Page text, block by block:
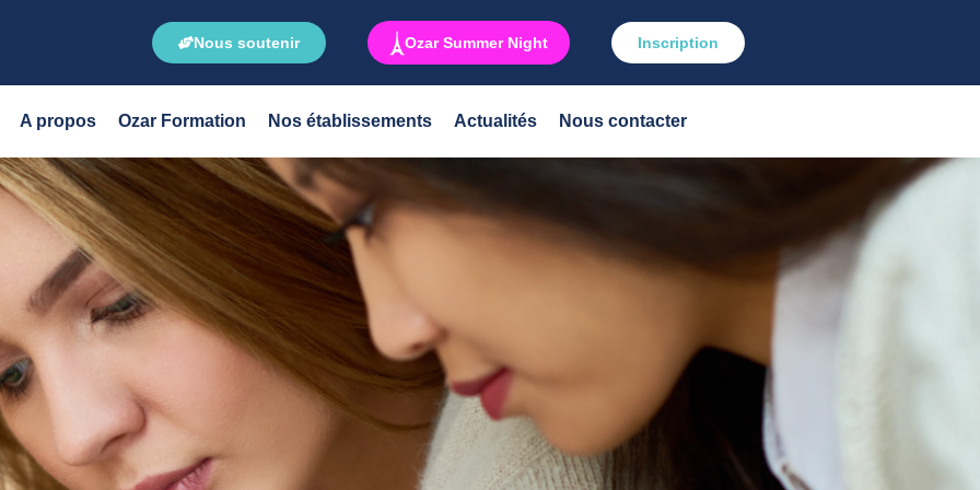
Nous soutenir Ozar Summer Night Inscription
A propos Ozar Formation Nos établissements Actualités Nous contacter